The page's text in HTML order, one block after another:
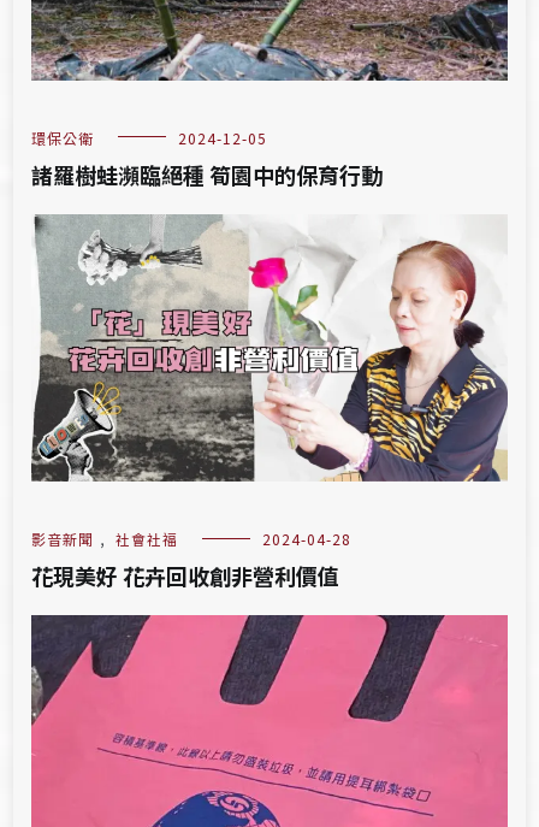
環保公衛 2024-12-05
諸羅樹蛙瀕臨絕種 筍園中的保育行動
影音新聞 , 社會社福 2024-04-28
花現美好 花卉回收創非營利價值